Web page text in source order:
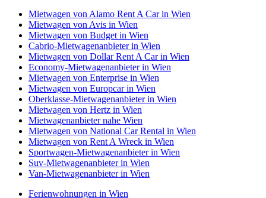
Mietwagen von Alamo Rent A Car in Wien
Mietwagen von Avis in Wien
Mietwagen von Budget in Wien
Cabrio-Mietwagenanbieter in Wien
Mietwagen von Dollar Rent A Car in Wien
Economy-Mietwagenanbieter in Wien
Mietwagen von Enterprise in Wien
Mietwagen von Europcar in Wien
Oberklasse-Mietwagenanbieter in Wien
Mietwagen von Hertz in Wien
Mietwagenanbieter nahe Wien
Mietwagen von National Car Rental in Wien
Mietwagen von Rent A Wreck in Wien
Sportwagen-Mietwagenanbieter in Wien
Suv-Mietwagenanbieter in Wien
Van-Mietwagenanbieter in Wien
Ferienwohnungen in Wien